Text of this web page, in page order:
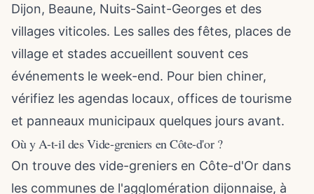
Dijon, Beaune, Nuits-Saint-Georges et des
villages viticoles. Les salles des fêtes, places de
village et stades accueillent souvent ces
événements le week-end. Pour bien chiner,
vérifiez les agendas locaux, offices de tourisme
et panneaux municipaux quelques jours avant.
Où y A-t-il des Vide-greniers en Côte-d'or ?
On trouve des vide-greniers en Côte-d'Or dans
les communes de l'agglomération dijonnaise, à